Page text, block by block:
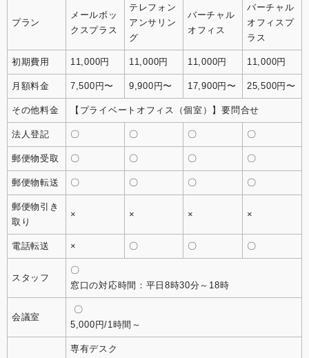
プラン
メールボッ
クスプラス
テレフォン
アンサリン
グ
バーチャル
オフィス
バーチャル
オフィスプ
ラス
初期費用 11,000円 11,000円 11,000円 11,000円
月額料金 7,500円〜 9,900円〜 17,900円〜 25,500円〜
その他料金 【プライベートオフィス（個室）】要問合せ
法人登記 〇 〇 〇 〇
郵便物受取 〇 〇 〇 〇
郵便物転送 〇 〇 〇 〇
郵便物引き
取り
× × × ×
電話転送 × 〇 〇 〇
スタッフ
〇
窓口の対応時間：平日8時30分～18時
会議室
〇
5,000円/1時間～
専有デスク